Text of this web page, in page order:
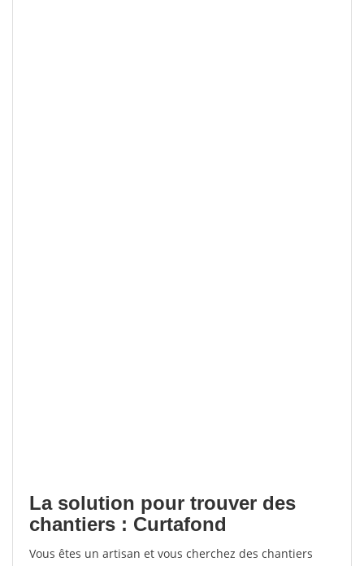
La solution pour trouver des
chantiers : Curtafond
Vous êtes un artisan et vous cherchez des chantiers